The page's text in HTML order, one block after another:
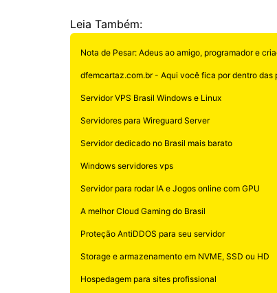
Leia Também:
Nota de Pesar: Adeus ao amigo, programador e
dfemcartaz.com.br - Aqui você fica por dentro das
Servidor VPS Brasil Windows e Linux
Servidores para Wireguard Server
Servidor dedicado no Brasil mais barato
Windows servidores vps
Servidor para rodar IA e Jogos online com GPU
A melhor Cloud Gaming do Brasil
Proteção AntiDDOS para seu servidor
Storage e armazenamento em NVME, SSD ou HD
Hospedagem para sites profissional